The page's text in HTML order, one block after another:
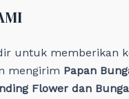
untuk memberikan
mengirim Papan
Flower dan